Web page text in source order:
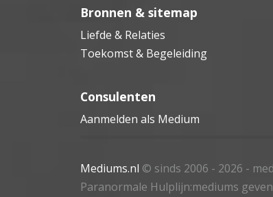
Bronnen & sitemap
Liefde & Relaties
Toekomst & Begeleiding
Consulenten
Aanmelden als Medium
Mediums.nl © sinds 2006 - 2026 -
Paranormale Hulplijn:mediums